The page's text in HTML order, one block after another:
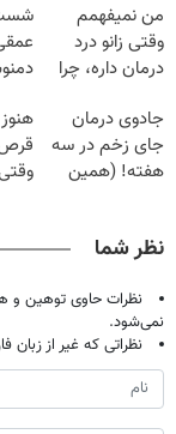
من نمیفهمم
وقتی زانو درد
درمان داره، چرا
تحمل میکنی؟❗
جادوی درمان
جای زخم در سه
هفته! (همین
نظر شما
نظرات حاوی توهین و
نمی‌شود.
نظراتی که غیر از زبان